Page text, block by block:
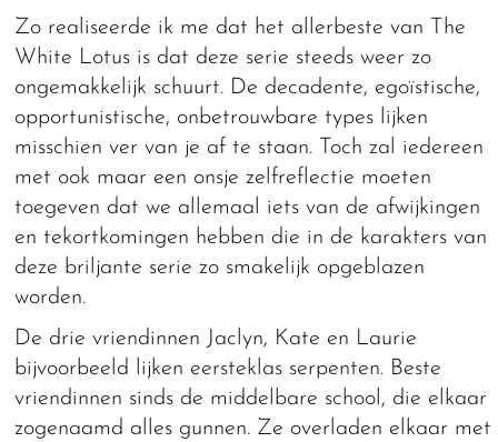
Zo realiseerde ik me dat het allerbeste van The
White Lotus is dat deze serie steeds weer zo
ongemakkelijk schuurt. De decadente, egoïstische,
opportunistische, onbetrouwbare types lijken
misschien ver van je af te staan. Toch zal iedereen
met ook maar een onsje zelfreflectie moeten
toegeven dat we allemaal iets van de afwijkingen
en tekortkomingen hebben die in de karakters van
deze briljante serie zo smakelijk opgeblazen
worden.
De drie vriendinnen Jaclyn, Kate en Laurie
bijvoorbeeld lijken eersteklas serpenten. Beste
vriendinnen sinds de middelbare school, die elkaar
zogenaamd alles gunnen. Ze overladen elkaar met